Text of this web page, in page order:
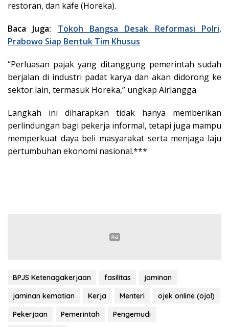
restoran, dan kafe (Horeka).
Baca Juga: Tokoh Bangsa Desak Reformasi Polri,
Prabowo Siap Bentuk Tim Khusus
“Perluasan pajak yang ditanggung pemerintah sudah
berjalan di industri padat karya dan akan didorong ke
sektor lain, termasuk Horeka,” ungkap Airlangga.
Langkah ini diharapkan tidak hanya memberikan
perlindungan bagi pekerja informal, tetapi juga mampu
memperkuat daya beli masyarakat serta menjaga laju
pertumbuhan ekonomi nasional.***
BPJS Ketenagakerjaan fasilitas
jaminan
jaminan kematian
Kerja Menteri
ojek online (ojol)
Pekerjaan
Pemerintah
Pengemudi